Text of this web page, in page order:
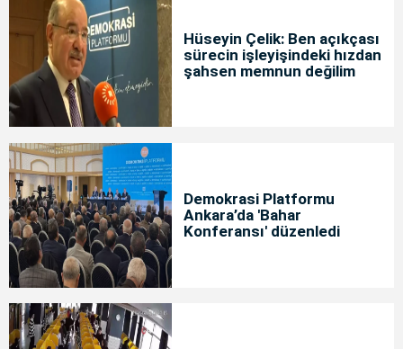
Hüseyin Çelik: Ben açıkçası
sürecin işleyişindeki hızdan
şahsen memnun değilim
Demokrasi Platformu
Ankara’da 'Bahar
Konferansı' düzenledi